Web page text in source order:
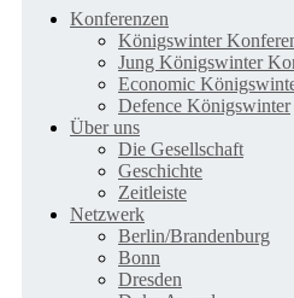
Konferenzen
Königswinter
Jung Königswinter
Economic
Defence Königswinter
Über uns
Die Gesellschaft
Geschichte
Zeitleiste
Netzwerk
Berlin/Brandenburg
Bonn
Dresden